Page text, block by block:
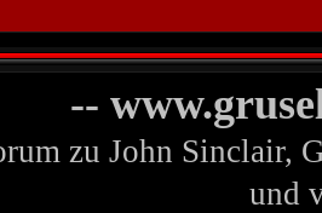
--
zu John Sinclair,
und